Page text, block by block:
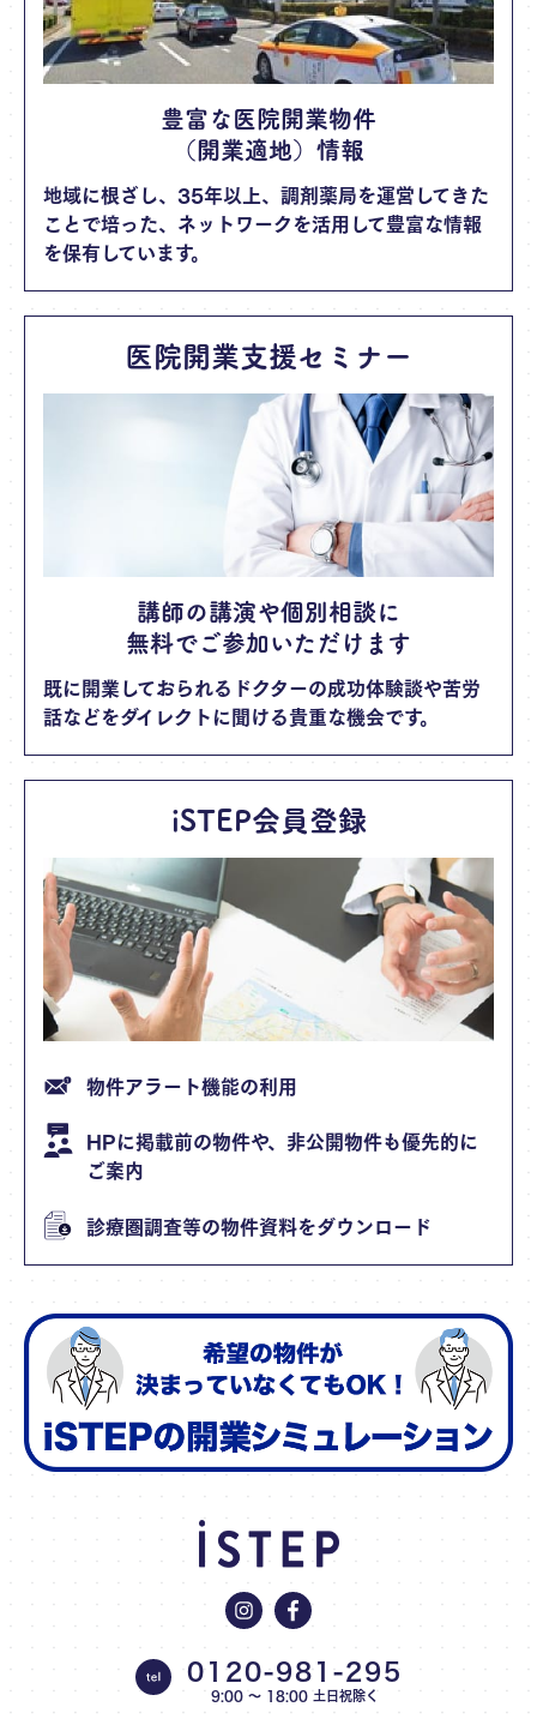
豊富な医院開業物件
（開業適地）情報
地域に根ざし、35年以上、調剤薬局を運営してきた
ことで培った、ネットワークを活用して豊富な情報
を保有しています。
医院開業支援セミナー
講師の講演や個別相談に
無料でご参加いただけます
既に開業しておられるドクターの成功体験談や苦労
話などをダイレクトに聞ける貴重な機会です。
iSTEP会員登録
物件アラート機能の利用
HPに掲載前の物件や、非公開物件も優先的に
ご案内
診療圏調査等の物件資料をダウンロード
0120-981-295
9:00 〜 18:00 土日祝除く